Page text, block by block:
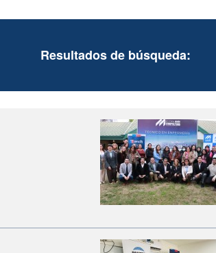
Resultados de búsqueda: